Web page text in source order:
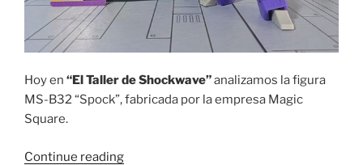
Hoy en “El Taller de Shockwave”analizamos la figura
MS-B32 “Spock”, fabricada por la empresa Magic
Square.
Continue reading“El